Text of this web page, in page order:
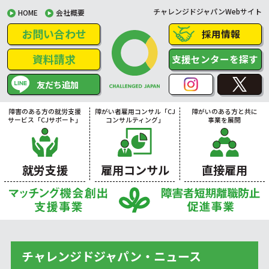
HOME 会社概要 チャレンジドジャパンWebサイト
お問い合わせ
資料請求
友だち追加
採用情報
支援センターを探す
障害のある方の就労支援
サービス「CJサポート」
就労支援
障がい者雇用コンサル「CJ
コンサルティング」
雇用コンサル
障がいのある方と共に
事業を展開
直接雇用
チャレンジドジャパン・ニュース